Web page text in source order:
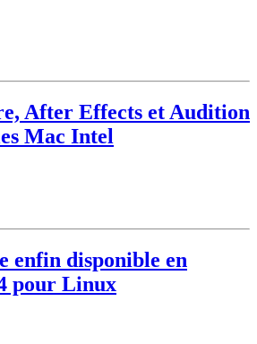
After Effects et Audition
Mac Intel
enfin disponible en
pour Linux